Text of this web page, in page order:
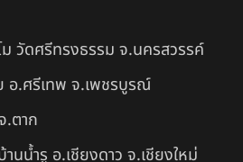
วัดศรีทรงธรรม จ.นครสวรรค์
อ.ศรีเทพ จ.เพชรบูรณ์
.ตาก
นน้ำรู อ.เชียงดาว จ.เชียงใหม่